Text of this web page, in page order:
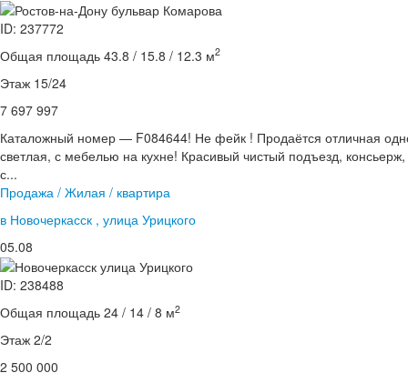
ID: 237772
Общая площадь 43.8 / 15.8 / 12.3 м2
Этаж 15/24
7 697 997
Каталожный номер — F084644! Не фейк ! Продаётся отличная
светлая, с мебелью на кухне! Красивый чистый подъезд,
с...
Продажа / Жилая / квартира
в Новочеркасск , улица Урицкого
05.08
ID: 238488
Общая площадь 24 / 14 / 8 м2
Этаж 2/2
2 500 000